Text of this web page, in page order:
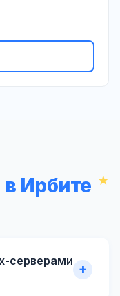
Ирбите
серверами